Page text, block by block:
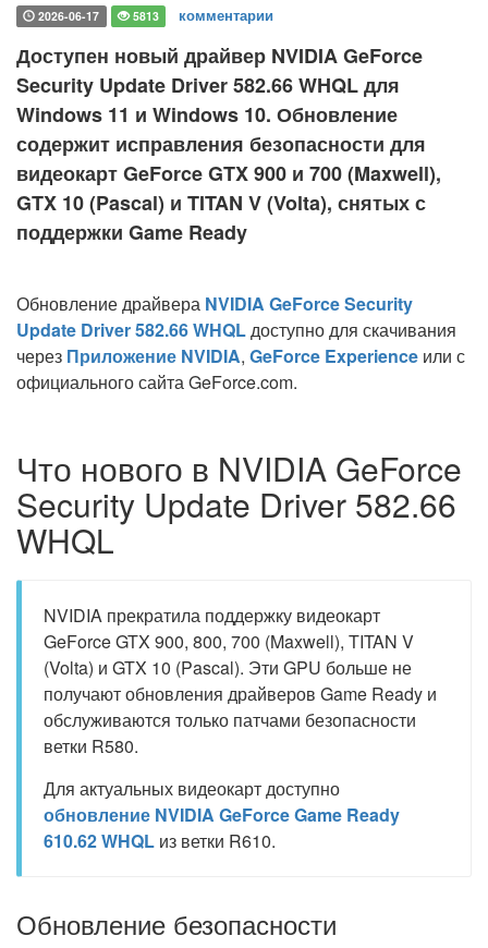
2026-06-17 5813 комментарии
Доступен новый драйвер NVIDIA GeForce
Security Update Driver 582.66 WHQL для
Windows 11 и Windows 10. Обновление
содержит исправления безопасности для
видеокарт GeForce GTX 900 и 700 (Maxwell),
GTX 10 (Pascal) и TITAN V (Volta), снятых с
поддержки Game Ready
Обновление драйвера NVIDIA GeForce Security
Update Driver 582.66 WHQLдоступно для скачивания
через Приложение NVIDIA, GeForce Experience или с
официального сайта GeForce.com.
Что нового в NVIDIA GeForce
Security Update Driver 582.66
WHQL
NVIDIA прекратила поддержку видеокарт
GeForce GTX 900, 800, 700 (Maxwell), TITAN V
(Volta) и GTX 10 (Pascal). Эти GPU больше не
получают обновления драйверов Game Ready и
обслуживаются только патчами безопасности
ветки R580.
Для актуальных видеокарт доступно
обновление NVIDIA GeForce Game Ready
610.62 WHQL из ветки R610.
Обновление безопасности